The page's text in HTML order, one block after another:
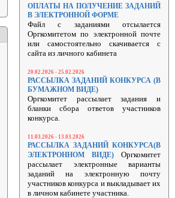
ОПЛАТЫ НА ПОЛУЧЕНИЕ ЗАДАНИЙ
В ЭЛЕКТРОННОЙ ФОРМЕ
Файл с заданиями отсылается
Оргкомитетом по электронной почте
или самостоятельно скачивается с
сайта из личного кабинета
20.02.2026 - 25.02.2026
РАССЫЛКА ЗАДАНИЙ КОНКУРСА (В
БУМАЖНОМ ВИДЕ)
Оргкомитет рассылает задания и
бланки сбора ответов участников
конкурса.
11.03.2026 - 13.03.2026
РАССЫЛКА ЗАДАНИЙ КОНКУРСА(В
ЭЛЕКТРОННОМ ВИДЕ) Оргкомитет
рассылает электронные варианты
заданий на электронную почту
участников конкурса и выкладывает их
в личном кабинете участника.